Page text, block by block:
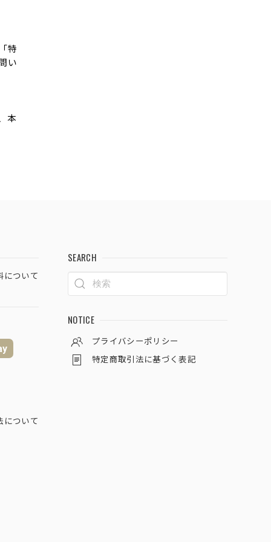
特
い
本
について
について
SEARCH
NOTICE
プライバシーポリシー
特定商取引法に基づく表記